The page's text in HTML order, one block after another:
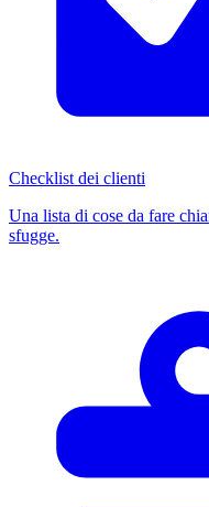
Checklist dei clienti
Una lista di cose da fare
sfugge.